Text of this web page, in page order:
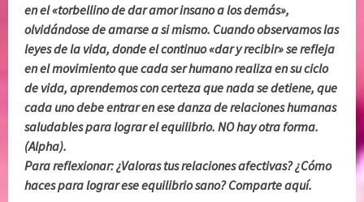
en el «torbellino de dar amor insano a los demás»,
olvidándose de amarse a si mismo. Cuando observamos las
leyes de la vida, donde el continuo «dar y recibir» se refleja
en el movimiento que cada ser humano realiza en su ciclo
de vida, aprendemos con certeza que nada se detiene, que
cada uno debe entrar en ese danza de relaciones humanas
saludables para lograr el equilibrio. NO hay otra forma.
(Alpha).
Para reflexionar: ¿Valoras tus relaciones afectivas? ¿Cómo
haces para lograr ese equilibrio sano? Comparte aquí.